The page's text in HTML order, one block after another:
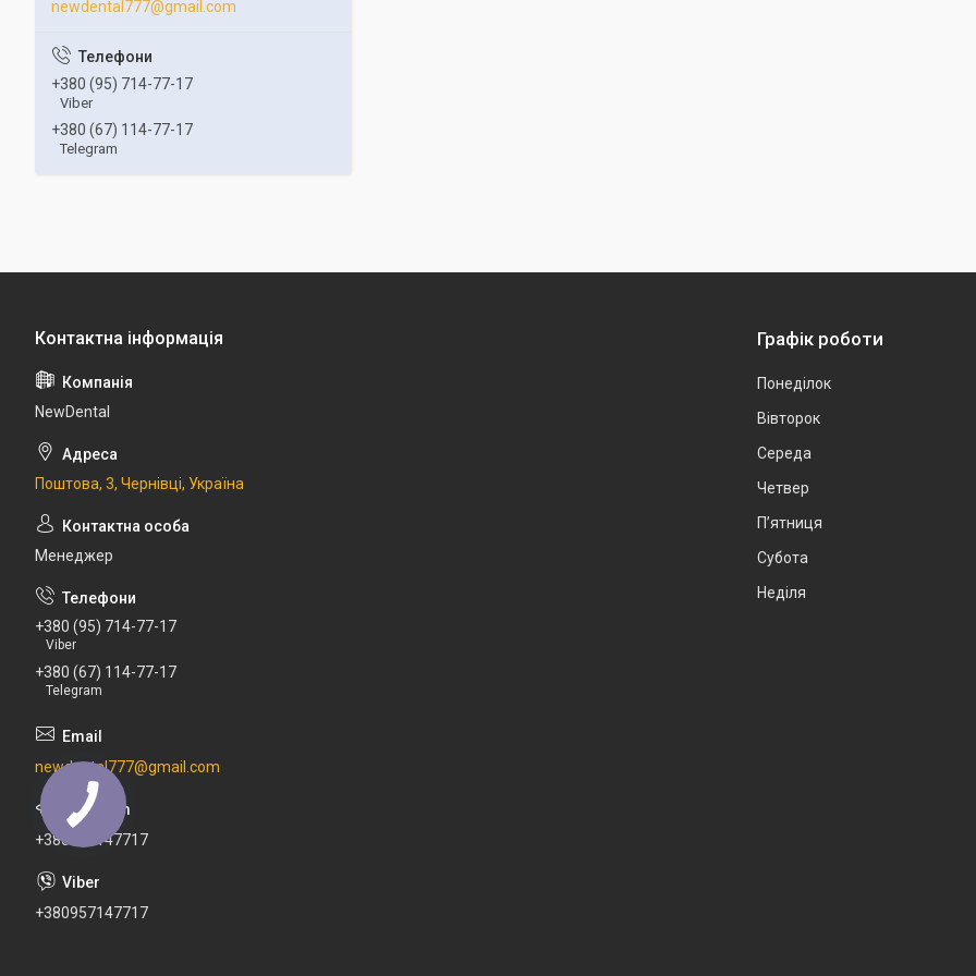
newdental777@gmail.com
+380 (95) 714-77-17
Viber
+380 (67) 114-77-17
Telegram
NewDental
Поштова, 3, Чернівці, Україна
Менеджер
+380 (95) 714-77-17
Viber
+380 (67) 114-77-17
Telegram
newdental777@gmail.com
+380671147717
+380957147717
Графік роботи
Понеділок
Вівторок
Середа
Четвер
Пʼятниця
Субота
Неділя